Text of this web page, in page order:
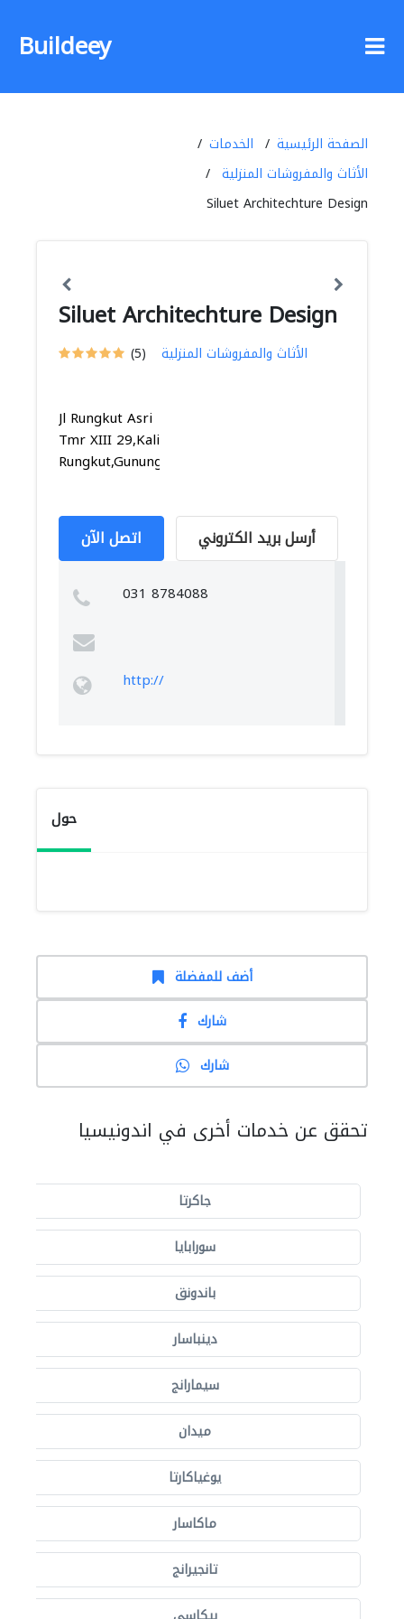
Buildeey
الصفحة الرئيسية
الخدمات
الأثاث والمفروشات المنزلية
Siluet Architechture Design
Siluet Architechture Design
(5) الأثاث والمفروشات المنزلية
Jl Rungkut Asri
Tmr XIII 29,Kali
Rungkut,Gunungany...
اتصل الآن أرسل بريد الكتروني
031 8784088
http://
حول
أضف للمفضلة
شارك
شارك
تحقق عن خدمات أخرى في اندونيسيا
جاكرتا
سورابايا
باندونق
دينباسار
سيمارانج
ميدان
يوغياكارتا
ماكاسار
تانجيرانج